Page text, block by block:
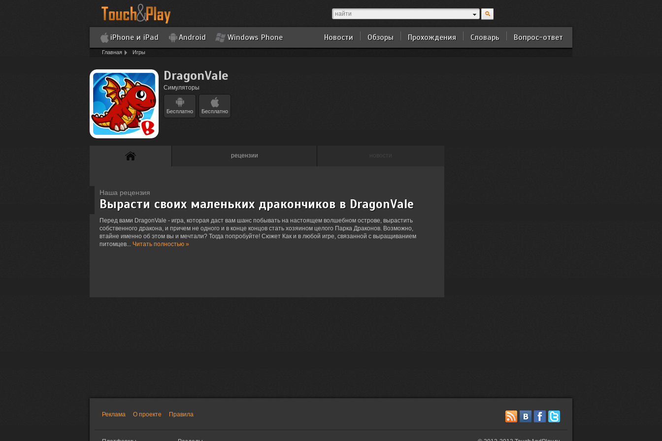
iPhone и iPad Android Windows Phone Новости Обзоры Прохождения Словарь Вопрос-ответ
Главная Игры
DragonVale
Симуляторы
Бесплатно Бесплатно
рецензии новости
Наша рецензия
Вырасти своих маленьких дракончиков в DragonVale
Перед вами DragonVale - игра, которая даст вам шанс побывать на настоящем волшебном острове, вырастить
собственного дракона, и причем не одного и в конце концов стать хозяином целого Парка Драконов. Возможно,
втайне именно об этом вы и мечтали? Тогда попробуйте! Сюжет Как и в любой игре, связанной с выращиванием
питомцев... Читать полностью »
Реклама О проекте Правила